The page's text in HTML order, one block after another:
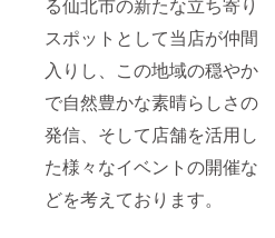
る仙北市の新たな立ち寄り
スポットとして当店が仲間
入りし、この地域の穏やか
で自然豊かな素晴らしさの
発信、そして店舗を活用し
た様々なイベントの開催な
どを考えております。